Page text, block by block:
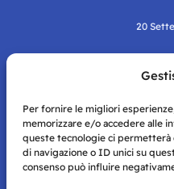
Per fornire le migliori
memorizzare e/o accedere alle
queste tecnologie ci
di navigazione o ID unici su
consenso può influire
20